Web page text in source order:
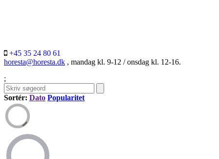
+45 35 24 80 61
horesta@horesta.dk , mandag kl. 9-12 / onsdag kl. 12-16.
;
Sortér: Dato Popularitet